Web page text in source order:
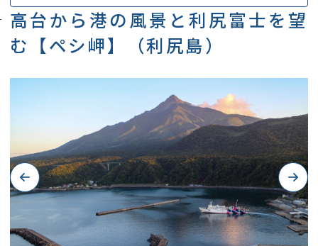
高台から港の風景と利尻富士を望
む【ペシ岬】（利尻島）
Previous Next